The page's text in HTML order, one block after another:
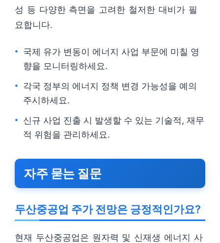
성 등 다양한 측면을 고려한 철저한 대비가 필
요합니다.
국제 유가 변동이 에너지 사업 부문에 미칠 영
향을 모니터링하세요.
각국 정부의 에너지 정책 변경 가능성을 예의
주시하세요.
신규 사업 진출 시 발생할 수 있는 기술적, 재무
적 위험을 관리하세요.
자주 묻는 질문
두산중공업 주가 전망은 긍정적인가요?
현재 두산중공업은 원자력 및 신재생 에너지 사